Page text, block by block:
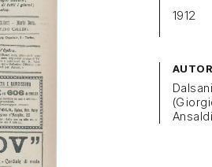
1912
Dalsani